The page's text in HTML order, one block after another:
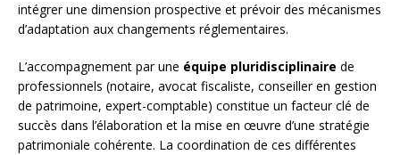
intégrer une dimension prospective et prévoir des mécanismes
d’adaptation aux changements réglementaires.
L’accompagnement par une équipe pluridisciplinaire de
professionnels (notaire, avocat fiscaliste, conseiller en gestion
de patrimoine, expert-comptable) constitue un facteur clé de
succès dans l’élaboration et la mise en œuvre d’une stratégie
patrimoniale cohérente. La coordination de ces différentes